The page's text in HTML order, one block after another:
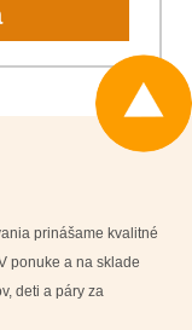
prinášame kvalitné
ponuke a na sklade
deti a páry za